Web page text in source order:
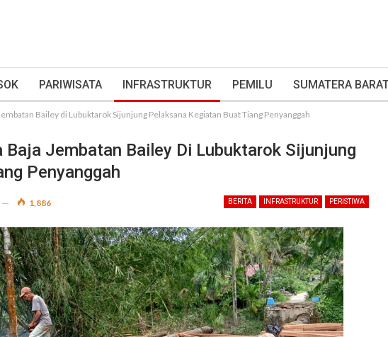
PARIWISATA INFRASTRUKTUR PEMILU SUMATERA
Bailey di Lubuktarok Sijunjung Pelaksana Kegiatan Buat Tiang Penyanggah
Jembatan Bailey Di Lubuktarok Sijunjung
Penyanggah
BERITA INFRASTRUKTUR PERISTIWA
1,886